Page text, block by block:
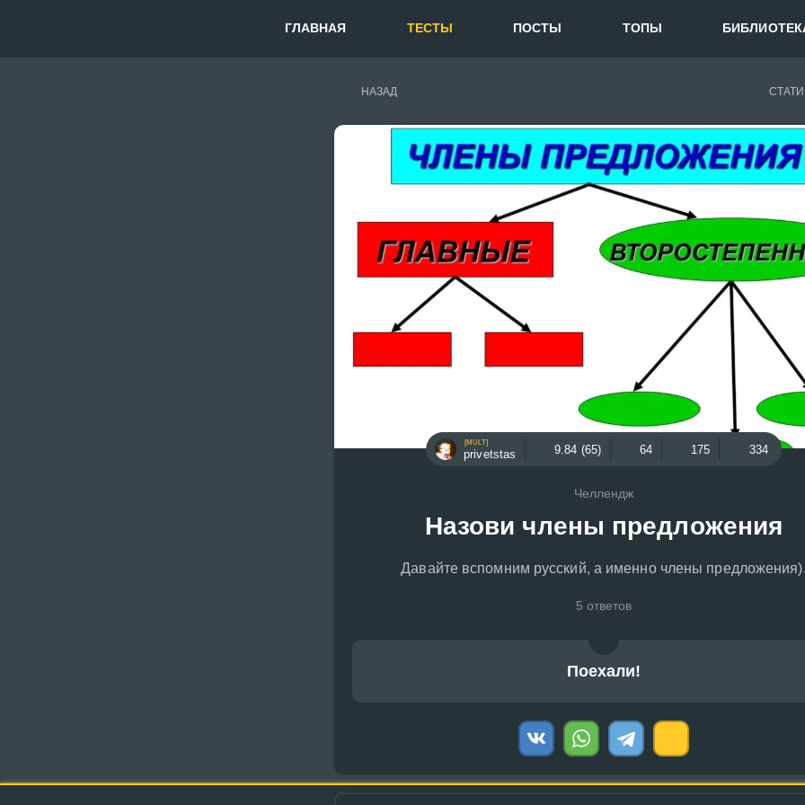
ГЛАВНАЯ ТЕСТЫ ПОСТЫ ТОПЫ
НАЗАД
[MULT]
privetstas 9.84 (65) 64 175 334
Челлендж
Назови члены предложения
Давайте вспомним русский, а именно члены
5 ответов
Поехали!